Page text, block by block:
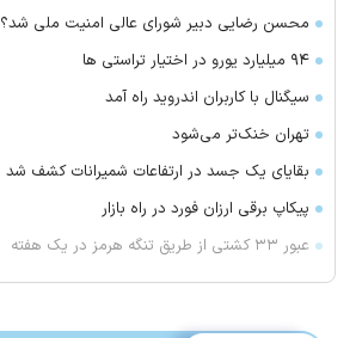
محسن رضایی دبیر شورای عالی امنیت ملی شد؟
۹۴ میلیارد یورو در اختیار تراستی ها
سیگنال با کاربران اندروید راه آمد
تهران خنک‌تر می‌شود
بقایای یک جسد در ارتفاعات شمیرانات کشف شد
پیکاپ برقی ارزان فورد در راه بازار
عبور ۳۳ کشتی از طریق تنگه هرمز در یک هفته